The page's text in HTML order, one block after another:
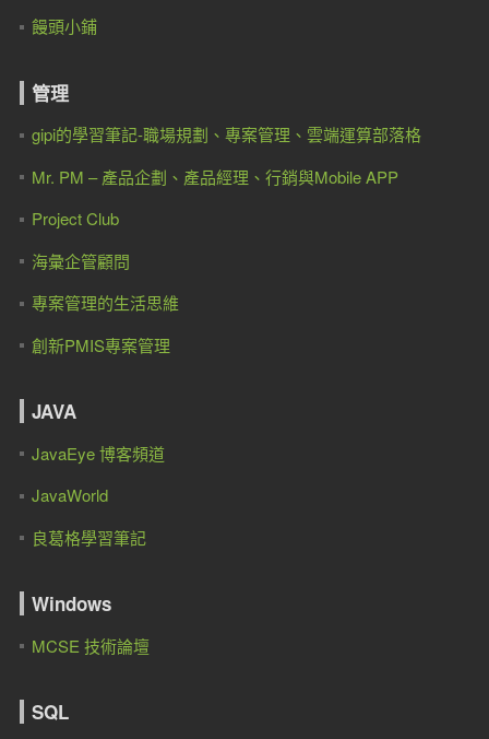
饅頭小鋪
管理
gipi的學習筆記-職場規劃、專案管理、雲端運算部落格
Mr. PM – 產品企劃、產品經理、行銷與Mobile APP
Project Club
海彙企管顧問
專案管理的生活思維
創新PMIS專案管理
JAVA
JavaEye 博客頻道
JavaWorld
良葛格學習筆記
Windows
MCSE 技術論壇
SQL